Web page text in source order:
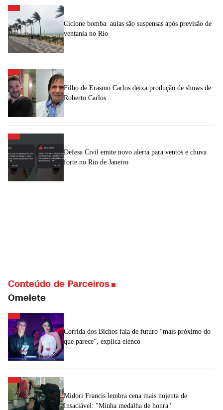
Ciclone bomba: aulas são suspensas após previsão de
ventania no Rio
Filho de Erasmo Carlos deixa produção de shows de
Roberto Carlos
Defesa Civil emite novo alerta para ventos e chuva
forte no Rio de Janeiro
Conteúdo de Parceiros
Omelete
Corrida dos Bichos fala de futuro “mais próximo do
que parece”, explica elenco
Midori Francis lembra cena mais nojenta de
Insaciável: "Minha medalha de honra"